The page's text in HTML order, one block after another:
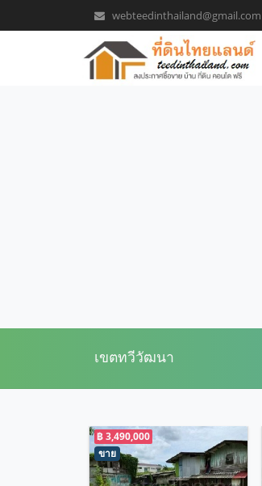
webteedinthailand@gmail.com
เขตทวีวัฒนา
ขาย
฿ 3,490,000